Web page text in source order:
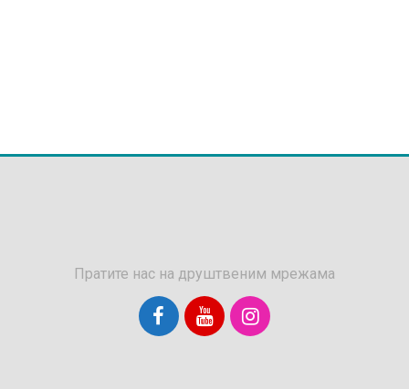
Пратите нас на друштвеним мрежама